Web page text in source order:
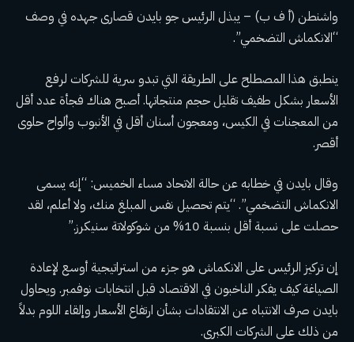
واشنطن (أ ف ب) – يبذل الرئيس جو بايدن قصارى جهده في وصف
“الانكماش التضخمي”.
ينطبق هذا المصطلح على الطريقة التي تبدو سرية للشركات لرفع
الأسعار بشكل طفيفتقليل حجم منتجاتها. أصبح هناك فجأة عدد أقل
من المعجنات في الكيس، ومعجون أسنان أقل في الأنبوب وألواح حلوى
أقصر.
وقال بايدن في خطابه عن حالة الاتحاد مساء الخميس: “إنه يسمى
الانكماش التضخمي”. “يتم تحصيل نفس المبلغ منك، ولا أعلم، لقد
حصلت على نسبة أقل بنسبة 10% من شوكولاتة سنيكرز.”
إن تركيز الرئيس على الانكماش هو جزء من استراتيجية أوسع لإعادة
الصياغةكيف يفكر الناخبون في الاقتصاد قبل انتخابات نوفمبر. ويحاول
بايدن صرف الانتباه عن الانتقادات بشأن ارتفاع الأسعار وإلقاء اللوم بدلاً
من ذلك على الشركات الكبرى.